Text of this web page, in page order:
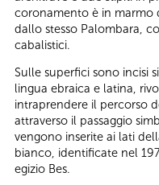
coronamento è in marmo
dallo stesso Palombara,
cabalistici.
Sulle superfici sono incisi
lingua ebraica e latina,
intraprendere il percorso
attraverso il passaggio
vengono inserite ai lati
bianco, identificate nel
egizio Bes.